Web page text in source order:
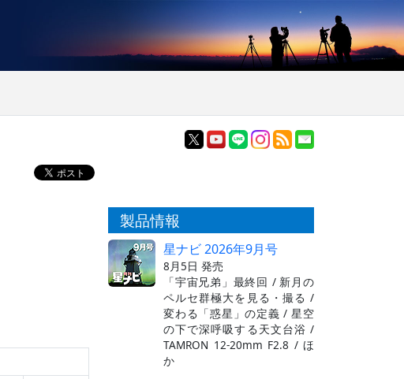
製品情報
星ナビ 2026年9月号
8月5日 発売
「宇宙兄弟」最終回 / 新月の
ペルセ群極大を見る・撮る /
変わる「惑星」の定義 / 星空
の下で深呼吸する天文台浴 /
TAMRON 12-20mm F2.8 / ほ
か